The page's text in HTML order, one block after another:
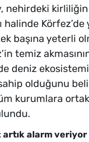
nehirdeki kirliliğin
halinde
başına yeterli
temiz
deniz ekosistemi
olduğunu
kurumlara
artık alarm veriyor